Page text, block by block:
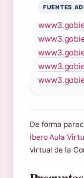
FUENTES
De forma
Ibero Aula
virtual de la